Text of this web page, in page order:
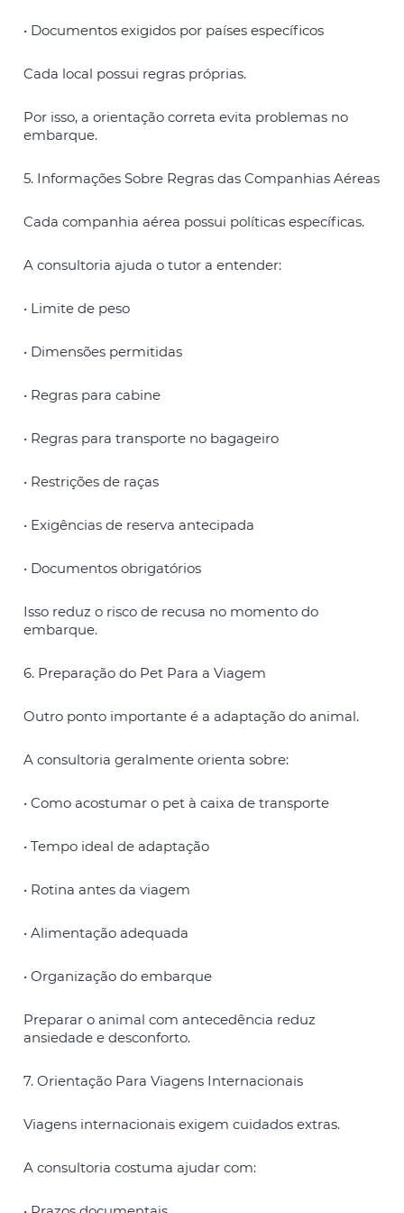
• Documentos exigidos por países específicos
Cada local possui regras próprias.
Por isso, a orientação correta evita problemas no
embarque.
5. Informações Sobre Regras das Companhias Aéreas
Cada companhia aérea possui políticas específicas.
A consultoria ajuda o tutor a entender:
• Limite de peso
• Dimensões permitidas
• Regras para cabine
• Regras para transporte no bagageiro
• Restrições de raças
• Exigências de reserva antecipada
• Documentos obrigatórios
Isso reduz o risco de recusa no momento do
embarque.
6. Preparação do Pet Para a Viagem
Outro ponto importante é a adaptação do animal.
A consultoria geralmente orienta sobre:
• Como acostumar o pet à caixa de transporte
• Tempo ideal de adaptação
• Rotina antes da viagem
• Alimentação adequada
• Organização do embarque
Preparar o animal com antecedência reduz
ansiedade e desconforto.
7. Orientação Para Viagens Internacionais
Viagens internacionais exigem cuidados extras.
A consultoria costuma ajudar com: